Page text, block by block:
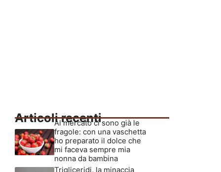
Articoli recenti
Al mercato ci sono già le
fragole: con una vaschetta
ho preparato il dolce che
mi faceva sempre mia
nonna da bambina
Trigliceridi, la minaccia